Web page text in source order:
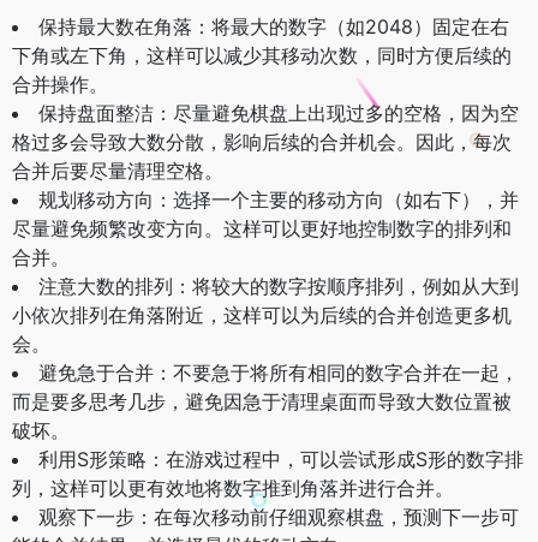
保持最大数在角落：将最大的数字（如2048）固定在右
下角或左下角，这样可以减少其移动次数，同时方便后续的
合并操作。
保持盘面整洁：尽量避免棋盘上出现过多的空格，因为空
格过多会导致大数分散，影响后续的合并机会。因此，每次
合并后要尽量清理空格。
规划移动方向：选择一个主要的移动方向（如右下），并
尽量避免频繁改变方向。这样可以更好地控制数字的排列和
合并。
注意大数的排列：将较大的数字按顺序排列，例如从大到
小依次排列在角落附近，这样可以为后续的合并创造更多机
会。
避免急于合并：不要急于将所有相同的数字合并在一起，
而是要多思考几步，避免因急于清理桌面而导致大数位置被
破坏。
利用S形策略：在游戏过程中，可以尝试形成S形的数字排
列，这样可以更有效地将数字推到角落并进行合并。
观察下一步：在每次移动前仔细观察棋盘，预测下一步可